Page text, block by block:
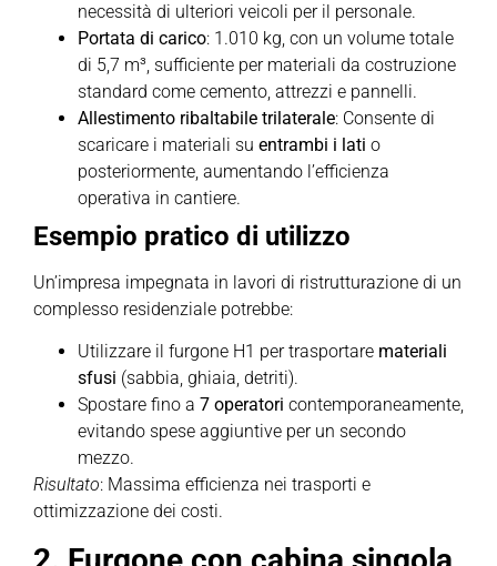
necessità di ulteriori veicoli per il personale.
Portata di carico: 1.010 kg, con un volume totale
di 5,7 m³, sufficiente per materiali da costruzione
standard come cemento, attrezzi e pannelli.
Allestimento ribaltabile trilaterale: Consente di
scaricare i materiali su entrambi i lati o
posteriormente, aumentando l’efficienza
operativa in cantiere.
Esempio pratico di utilizzo
Un’impresa impegnata in lavori di ristrutturazione di un
complesso residenziale potrebbe:
Utilizzare il furgone H1 per trasportare materiali
sfusi (sabbia, ghiaia, detriti).
Spostare fino a 7 operatori contemporaneamente,
evitando spese aggiuntive per un secondo
mezzo.
Risultato: Massima efficienza nei trasporti e
ottimizzazione dei costi.